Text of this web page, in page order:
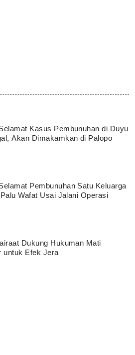
Kasus Pembunuhan di Duyu
Akan Dimakamkan di Palopo
Pembunuhan Satu Keluarga
Wafat Usai Jalani Operasi
Dukung Hukuman Mati
untuk Efek Jera